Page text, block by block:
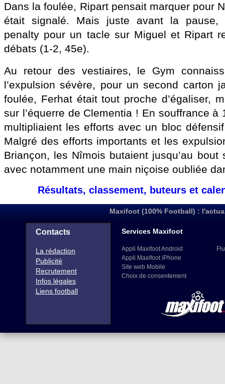
Dans la foulée, Ripart pensait marquer pour
était signalé. Mais juste avant la pause,
penalty pour un tacle sur Miguel et Ripart
débats (1-2, 45e).
Au retour des vestiaires, le Gym
l’expulsion sévère, pour un second carton
foulée, Ferhat était tout proche d’égaliser,
sur l’équerre de Clementia ! En souffrance à
multipliaient les efforts avec un bloc
Malgré des efforts importants et les
Briançon, les Nîmois butaient jusqu’au
avec notamment une main niçoise oubliée
Résultats, classement, buteurs et
Maxifoot (100% Football) :
Contacts
La rédaction
Publicité
Recrutement
Infos légales
Liens football
Services Maxifoot
Appli Maxifoot Android
Appli Maxifoot iPhone
Site web Mobile
Choix de consentement